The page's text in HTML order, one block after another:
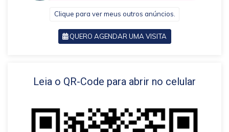
Clique para ver meus outros anúncios.
QUERO AGENDAR UMA VISITA
VOLTAR
Leia o QR-Code para abrir no celular